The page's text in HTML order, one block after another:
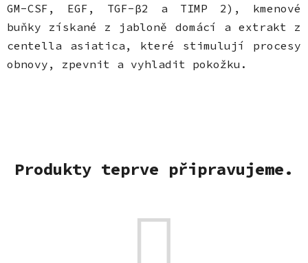
GM-CSF, EGF, TGF-β2 a TIMP 2), kmenové
buňky získané z jabloně domácí a extrakt z
centella asiatica, které stimulují procesy
obnovy, zpevnit a vyhladit pokožku.
Produkty teprve připravujeme.